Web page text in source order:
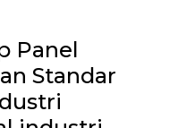
Panel
Standar